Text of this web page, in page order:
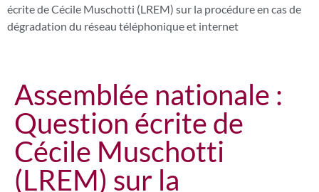
écrite de Cécile Muschotti (LREM) sur la procédure en cas de
dégradation du réseau téléphonique et internet
Assemblée nationale :
Question écrite de
Cécile Muschotti
(LREM) sur la